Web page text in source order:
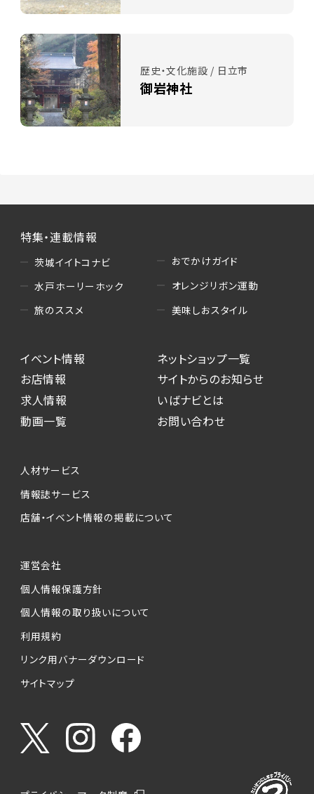
歴史・文化施設 / 日立市
御岩神社
特集・連載情報
茨城イイトコナビ
水戸ホーリーホック
旅のススメ
おでかけガイド
オレンジリボン運動
美味しおスタイル
イベント情報
お店情報
求人情報
動画一覧
ネットショップ一覧
サイトからのお知らせ
いばナビとは
お問い合わせ
人材サービス
情報誌サービス
店舗・イベント情報の掲載について
運営会社
個人情報保護方針
個人情報の取り扱いについて
利用規約
リンク用バナーダウンロード
サイトマップ